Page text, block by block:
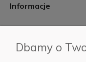
Informacje
AB Foto
Dbamy o